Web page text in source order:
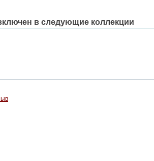
в следующие коллекции